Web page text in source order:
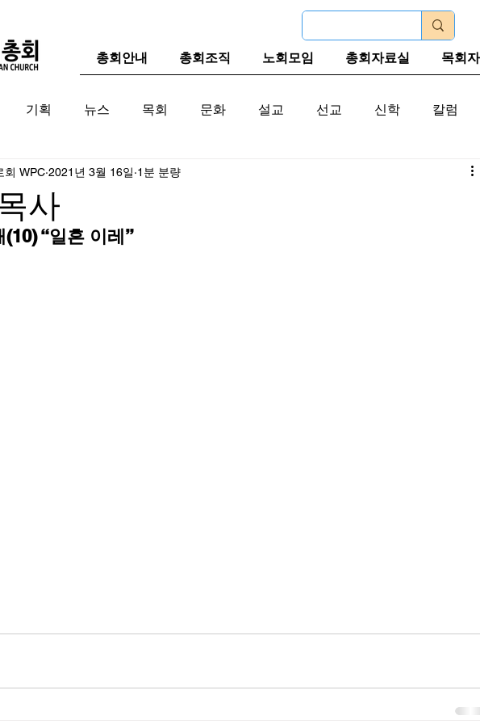
총회안내 총회조직 노회모임 총회자료실 목회
기획 뉴스 목회 문화 설교 선교 신학 칼럼
교계 한국 교계 교단역사
사
회 WPC 2021년 3월 16일 1분 분량
“일흔 이레”